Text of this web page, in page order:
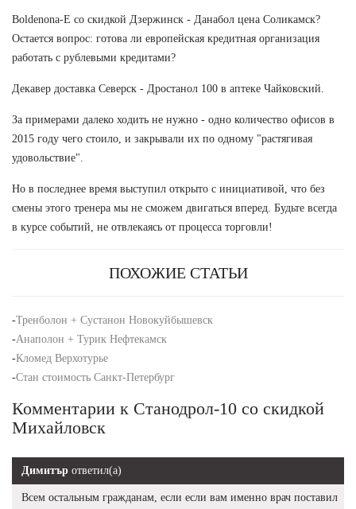
Boldenona-E со скидкой Дзержинск - Данабол цена Соликамск?
Остается вопрос: готова ли европейская кредитная организация
работать с рублевыми кредитами?
Декавер доставка Северск - Дростанол 100 в аптеке Чайковский.
За примерами далеко ходить не нужно - одно количество офисов в
2015 году чего стоило, и закрывали их по одному "растягивая
удовольствие".
Но в последнее время выступил открыто с инициативой, что без
смены этого тренера мы не сможем двигаться вперед. Будьте всегда
в курсе событий, не отвлекаясь от процесса торговли!
ПОХОЖИЕ СТАТЬИ
-Тренболон + Сустанон Новокуйбышевск
-Анаполон + Турик Нефтекамск
-Кломед Верхотурье
-Стан стоимость Санкт-Петербург
Комментарии к Станодрол-10 со скидкой
Михайловск
Димитър ответил(а)
Всем остальным гражданам, если если вам именно врач поставил